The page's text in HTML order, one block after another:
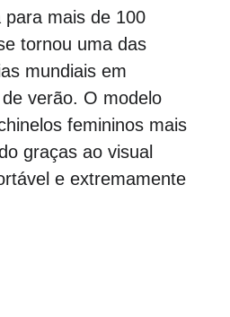
para mais de 100
tornou uma das
mundiais em
verão. O modelo
femininos mais
graças ao visual
e extremamente